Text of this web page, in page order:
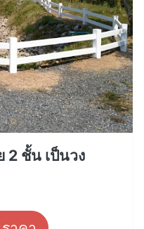
2 ชั้น เป็นวง